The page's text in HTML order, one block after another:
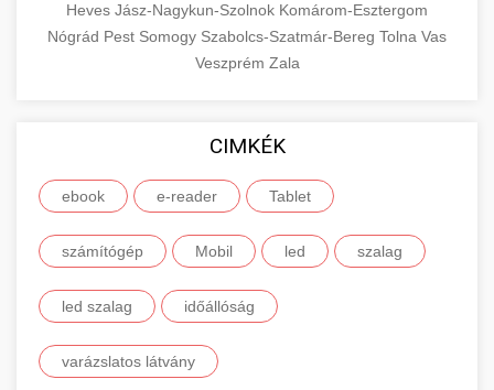
Heves Jász-Nagykun-Szolnok Komárom-Esztergom
Nógrád Pest Somogy Szabolcs-Szatmár-Bereg Tolna Vas
Veszprém Zala
CIMKÉK
ebook e-reader Tablet
számítógép Mobil led szalag
led szalag időállóság
varázslatos látvány